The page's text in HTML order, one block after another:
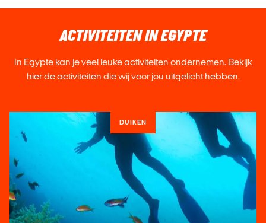
WAT TE DOEN IN EGYPTE
een all inclusive hotel zitten en een dagtrip maken naar de
🤿DUIKEN IN DE RODE ZEE | HAAL JE
DUIKBREVET
Egypte is een paradijs voor duikliefhebbers en Sharm El
Sheikh is zonder twijfel een van de meest populaire
bestemmingen voor een onvergetelijke duikervaring.
Gelegen aan de schitterende Rode Zee, staat deze stad
bekend om zijn kristalheldere wateren, kleurrijke riffen en
een overvloed aan onderwaterleven. Als het duiken erop zit,
ACTIVITEITEN IN EGYPTE
In Egyptekan je veel leuke activiteiten ondernemen. Bekijk
hier de activiteiten die wij voor jou uitgelicht hebben.
DUIKEN